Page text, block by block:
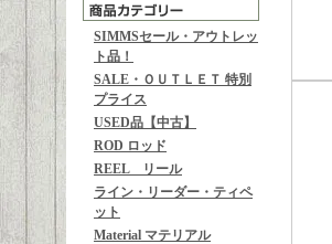
SIMMSセール・アウトレッ
ト品！
SALE・ＯＵＴＬＥＴ 特別
プライス
USED品【中古】
ROD ロッド
REEL リール
ライン・リーダー・ティペ
ット
Material マテリアル